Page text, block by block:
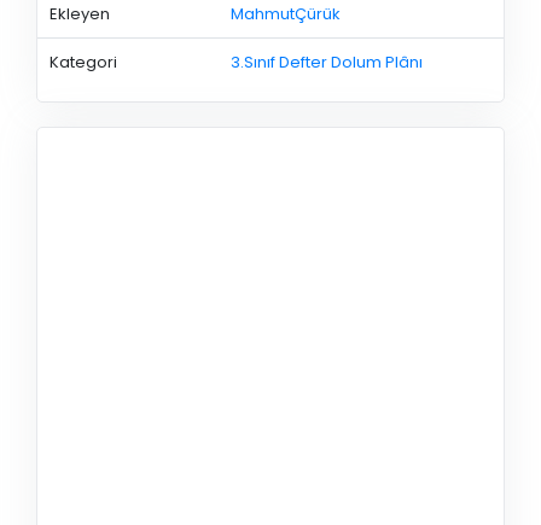
Ekleyen MahmutÇürük
Kategori 3.Sınıf Defter Dolum Plânı